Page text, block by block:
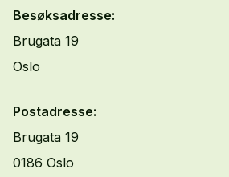
Besøksadresse:
Brugata 19
Oslo
Postadresse:
Brugata 19
0186 Oslo